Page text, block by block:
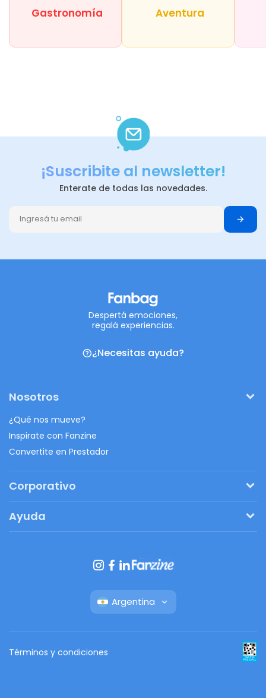
Gastronomía Aventura
¡Suscribite al newsletter!
Enterate de todas las novedades.
Despertá emociones,
regalá experiencias.
¿Necesitas ayuda?
Nosotros
¿Qué nos mueve?
Inspirate con Fanzine
Convertite en Prestador
Corporativo
Regalos originales
Ayuda
Botón de arrepentimiento
Argentina
Términos y condiciones